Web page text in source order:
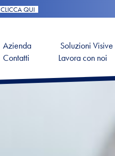
CLICCA QUI
Azienda Soluzioni Visive
Contatti
Lavora con noi